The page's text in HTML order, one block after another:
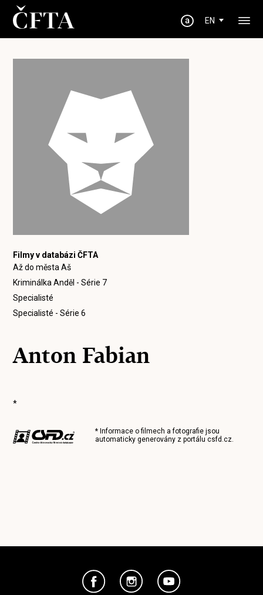
EN
Filmy v databázi ČFTA
Až do města Aš
Kriminálka Anděl - Série 7
Specialisté
Specialisté - Série 6
Anton Fabian
*
* Informace o filmech a fotografie jsou
automaticky generovány z portálucsfd.cz.